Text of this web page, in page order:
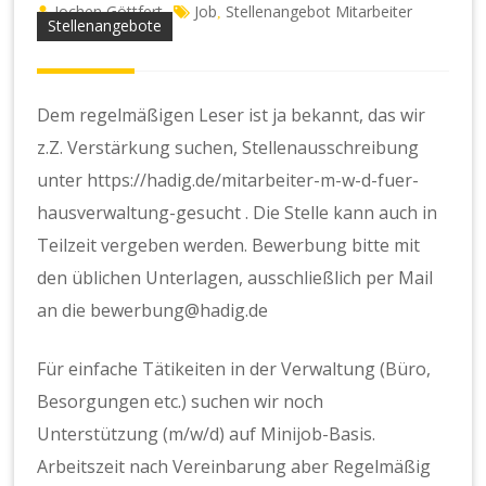
Stellenangebote
Jochen Göttfert Job Stellenangebot Mitarbeiter
Dem regelmäßigen Leser ist ja bekannt, das wir
z.Z. Verstärkung suchen, Stellenausschreibung
unter https://hadig.de/mitarbeiter-m-w-d-fuer-
hausverwaltung-gesucht . Die Stelle kann auch in
Teilzeit vergeben werden. Bewerbung bitte mit
den üblichen Unterlagen, ausschließlich per Mail
an die bewerbung@hadig.de
Für einfache Tätikeiten in der Verwaltung (Büro,
Besorgungen etc.) suchen wir noch
Unterstützung (m/w/d) auf Minijob-Basis.
Arbeitszeit nach Vereinbarung aber Regelmäßig